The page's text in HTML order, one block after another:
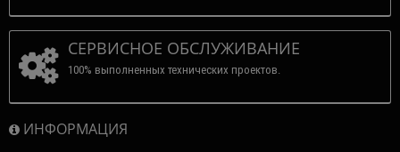
СЕРВИСНОЕ ОБСЛУЖИВАНИЕ
100% выполненных технических проектов.
ИНФОРМАЦИЯ